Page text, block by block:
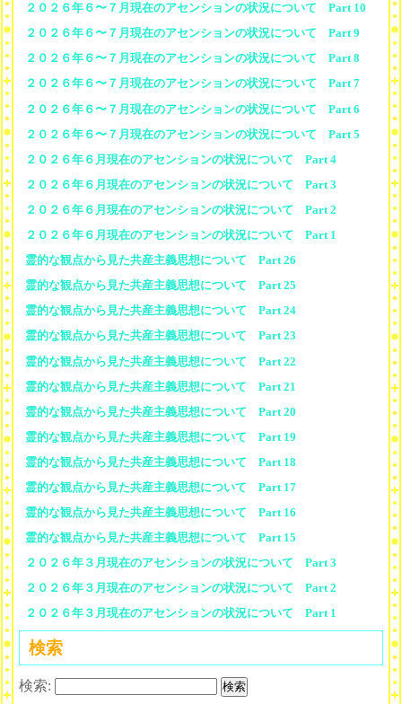
２０２６年６〜７月現在のアセンションの状況について Part 10
２０２６年６〜７月現在のアセンションの状況について Part 9
２０２６年６〜７月現在のアセンションの状況について Part 8
２０２６年６〜７月現在のアセンションの状況について Part 7
２０２６年６〜７月現在のアセンションの状況について Part 6
２０２６年６〜７月現在のアセンションの状況について Part 5
２０２６年６月現在のアセンションの状況について Part 4
２０２６年６月現在のアセンションの状況について Part 3
２０２６年６月現在のアセンションの状況について Part 2
２０２６年６月現在のアセンションの状況について Part 1
霊的な観点から見た共産主義思想について Part 26
霊的な観点から見た共産主義思想について Part 25
霊的な観点から見た共産主義思想について Part 24
霊的な観点から見た共産主義思想について Part 23
霊的な観点から見た共産主義思想について Part 22
霊的な観点から見た共産主義思想について Part 21
霊的な観点から見た共産主義思想について Part 20
霊的な観点から見た共産主義思想について Part 19
霊的な観点から見た共産主義思想について Part 18
霊的な観点から見た共産主義思想について Part 17
霊的な観点から見た共産主義思想について Part 16
霊的な観点から見た共産主義思想について Part 15
２０２６年３月現在のアセンションの状況について Part 3
２０２６年３月現在のアセンションの状況について Part 2
２０２６年３月現在のアセンションの状況について Part 1
検索
検索: